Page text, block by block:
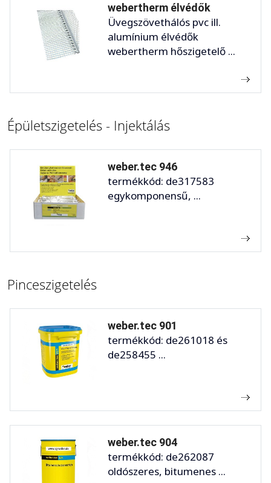
webertherm élvédők
Üvegszövethálós pvc ill.
alumínium élvédők
webertherm hőszigetelő ...
Épületszigetelés - Injektálás
weber.tec 946
termékkód: de317583
egykomponensű, ...
Pinceszigetelés
weber.tec 901
termékkód: de261018 és
de258455 ...
weber.tec 904
termékkód: de262087
oldószeres, bitumenes ...